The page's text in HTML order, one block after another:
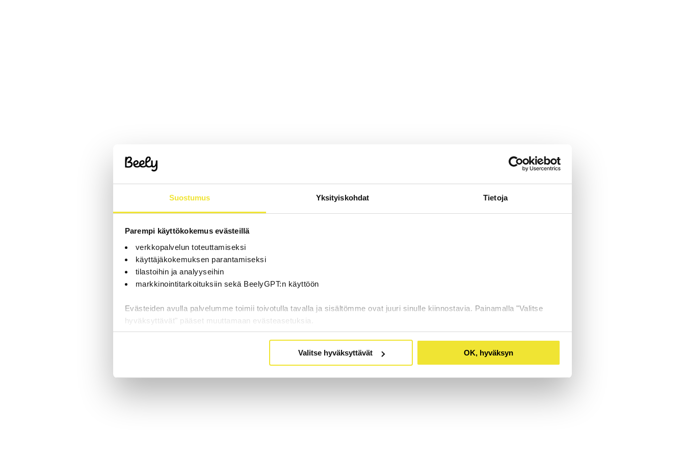
Suostumus Yksityiskohdat Tietoja
Parempi käyttökokemus evästeillä
verkkopalvelun toteuttamiseksi
käyttäjäkokemuksen parantamiseksi
tilastoihin ja analyyseihin
markkinointitarkoituksiin sekä BeelyGPT:n käyttöön
Evästeiden avulla palvelumme toimii toivotulla tavalla ja sisältömme ovat juuri sinulle kiinnostavia. Painamalla "Valitse
hyväksyttävät" pääset muuttamaan evästeasetuksia.
Valitse hyväksyttävät OK, hyväksyn